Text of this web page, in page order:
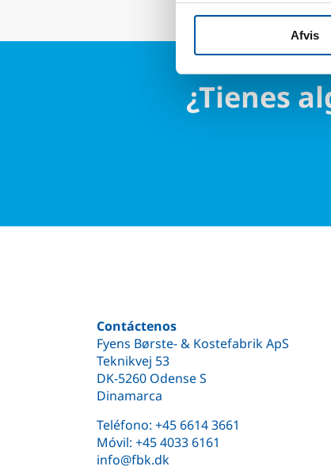
Afvis
¿Tienes
Contáctenos
Fyens Børste- & Kostefabrik ApS
Teknikvej 53
DK-5260 Odense S
Dinamarca
Teléfono: +45 6614 3661
Móvil: +45 4033 6161
info@fbk.dk